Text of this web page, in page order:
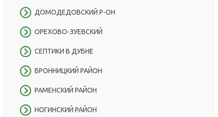
ДОМОДЕДОВСКИЙ Р-ОН
ОРЕХОВО-ЗУЕВСКИЙ
СЕПТИКИ В ДУБНЕ
БРОННИЦКИЙ РАЙОН
РАМЕНСКИЙ РАЙОН
НОГИНСКИЙ РАЙОН